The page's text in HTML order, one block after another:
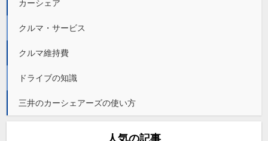
カーシェア
クルマ・サービス
クルマ維持費
ドライブの知識
三井のカーシェアーズの使い方
人気の記事